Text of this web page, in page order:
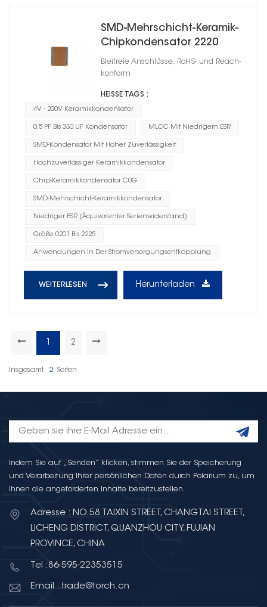
SMD-Mehrschicht-Keramik-
Chipkondensator 2220
Bleifreie Anschlüsse, RoHS- und Reach-
konform
HEISSE TAGS :
4V - 200V Keramikkondensator
0,5 PF Bis 330 UF Kondensator MLCC Mit Niedrigem ESR
SMD-Kondensator Mit Hoher Zuverlässigkeit
Hochzuverlässiger Keramikkondensator
Chip-Keramikkondensator C0G
SMD-Mehrschicht-Keramikkondensator
Niedriger ESR (Äquivalenter Serienwiderstand)
Größe 0201 Bis 2225
Anwendungen In Der Stromversorgungsentkopplung
WEITERLESEN Herunterladen
1 2
Insgesamt 2 Seiten
Indem Sie auf „Senden“ klicken, stimmen Sie der Speicherung
und Verarbeitung Ihrer persönlichen Daten durch Polarium zu, um
Ihnen die angeforderten Inhalte bereitzustellen.
Adresse : NO.58 TAIXIN STREET, CHANGTAI STREET,
LICHENG DISTRICT, QUANZHOU CITY, FUJIAN
PROVINCE, CHINA
Tel :86-595-22353515
Email : trade@torch.cn